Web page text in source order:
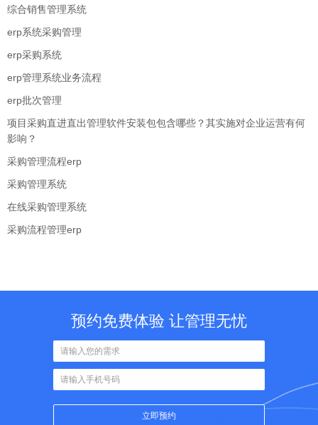
综合销售管理系统
erp系统采购管理
erp采购系统
erp管理系统业务流程
erp批次管理
项目采购直进直出管理软件安装包包含哪些？其实施对企业运营有何
影响？
采购管理流程erp
采购管理系统
在线采购管理系统
采购流程管理erp
预约免费体验 让管理无忧